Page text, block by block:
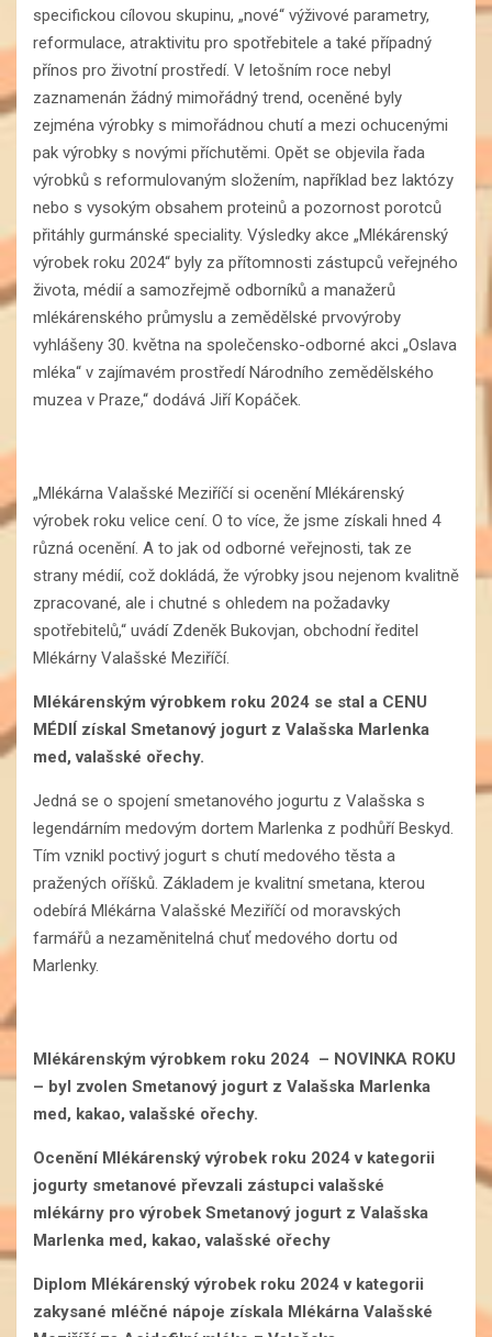
specifickou cílovou skupinu, „nové“ výživové parametry,
reformulace, atraktivitu pro spotřebitele a také případný
přínos pro životní prostředí. V letošním roce nebyl
zaznamenán žádný mimořádný trend, oceněné byly
zejména výrobky s mimořádnou chutí a mezi ochucenými
pak výrobky s novými příchutěmi. Opět se objevila řada
výrobků s reformulovaným složením, například bez laktózy
nebo s vysokým obsahem proteinů a pozornost porotců
přitáhly gurmánské speciality. Výsledky akce „Mlékárenský
výrobek roku 2024“ byly za přítomnosti zástupců veřejného
života, médií a samozřejmě odborníků a manažerů
mlékárenského průmyslu a zemědělské prvovýroby
vyhlášeny 30. května na společensko-odborné akci „Oslava
mléka“ v zajímavém prostředí Národního zemědělského
muzea v Praze,“ dodává Jiří Kopáček.
„Mlékárna Valašské Meziříčí si ocenění Mlékárenský
výrobek roku velice cení. O to více, že jsme získali hned 4
různá ocenění. A to jak od odborné veřejnosti, tak ze
strany médií, což dokládá, že výrobky jsou nejenom kvalitně
zpracované, ale i chutné s ohledem na požadavky
spotřebitelů,“ uvádí Zdeněk Bukovjan, obchodní ředitel
Mlékárny Valašské Meziříčí.
Mlékárenským výrobkem roku 2024 se stal a CENU
MÉDIÍ získal Smetanový jogurt z Valašska Marlenka
med, valašské ořechy.
Jedná se o spojení smetanového jogurtu z Valašska s
legendárním medovým dortem Marlenka z podhůří Beskyd.
Tím vznikl poctivý jogurt s chutí medového těsta a
pražených oříšků. Základem je kvalitní smetana, kterou
odebírá Mlékárna Valašské Meziříčí od moravských
farmářů a nezaměnitelná chuť medového dortu od
Marlenky.
Mlékárenským výrobkem roku 2024 – NOVINKA ROKU
– byl zvolen Smetanový jogurt z Valašska Marlenka
med, kakao, valašské ořechy.
Ocenění Mlékárenský výrobek roku 2024 v kategorii
jogurty smetanové převzali zástupci valašské
mlékárny pro výrobek Smetanový jogurt z Valašska
Marlenka med, kakao, valašské ořechy
Diplom Mlékárenský výrobek roku 2024 v kategorii
zakysané mléčné nápoje získala Mlékárna Valašské